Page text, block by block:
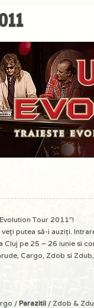
Tour 2011”!
putea să-i auziţi.
Cluj pe 25 – 26 iunie si
Cargo, Zdob si Zdub,
/ Parazitii / Zdob &